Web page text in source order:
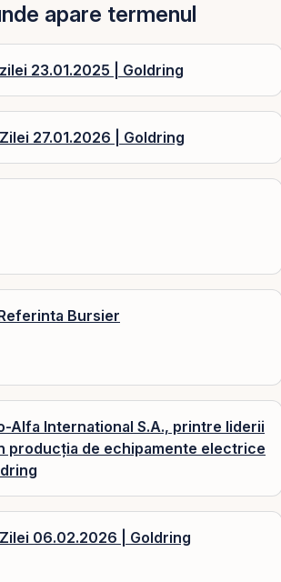
apare termenul
23.01.2025 | Goldring
27.01.2026 | Goldring
Bursier
Alfa International S.A., printre liderii
producția de echipamente electrice
06.02.2026 | Goldring